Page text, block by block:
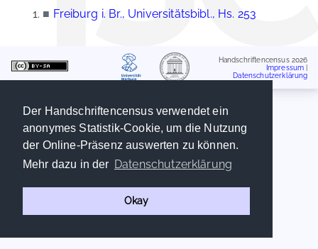
Der Handschriftencensus verwendet ein
anonymes Statistik-Cookie, um die Nutzung
der Online-Präsenz auswerten zu können.
Mehr dazu in der Datenschutzerklärung
Okay
■ Freiburg i. Br., Universitätsbibl., Hs. 253
Handschriftencensus 2026
Impressum
Datenschutzerklärung